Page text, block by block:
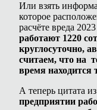
Или взять
которое
расчёте вреда
работают 1220
круглосуточно,
считаем, что на
время находится
А теперь цитата
предприятии